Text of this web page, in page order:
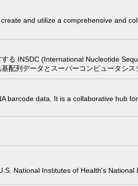
and utilize a comprehensive and
る INSDC (International Nucleotide
配列データとスーパーコンピュータシス
barcode data. It is a collaborative hub
National Institutes of Health's National